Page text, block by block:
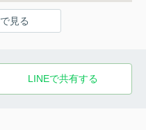
見る
LINEで共有する